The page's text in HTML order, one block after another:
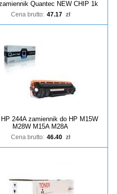
Quantec NEW CHIP 1k
Cena brutto: 47.17 zł
HP 244A zamiennik do HP M15W
M28W M15A M28A
Cena brutto: 46.40 zł